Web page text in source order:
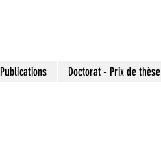
Publications Doctorat - Prix de thèse